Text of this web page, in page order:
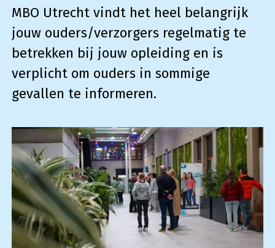
MBO Utrecht vindt het heel belangrijk
jouw ouders/verzorgers regelmatig te
betrekken bij jouw opleiding en is
verplicht om ouders in sommige
gevallen te informeren.